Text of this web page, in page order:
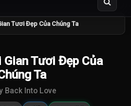
Tươi Đẹp Của Chúng Ta
8.8 /10
Gian Tươi Đẹp Của
Ta
Back Into Love